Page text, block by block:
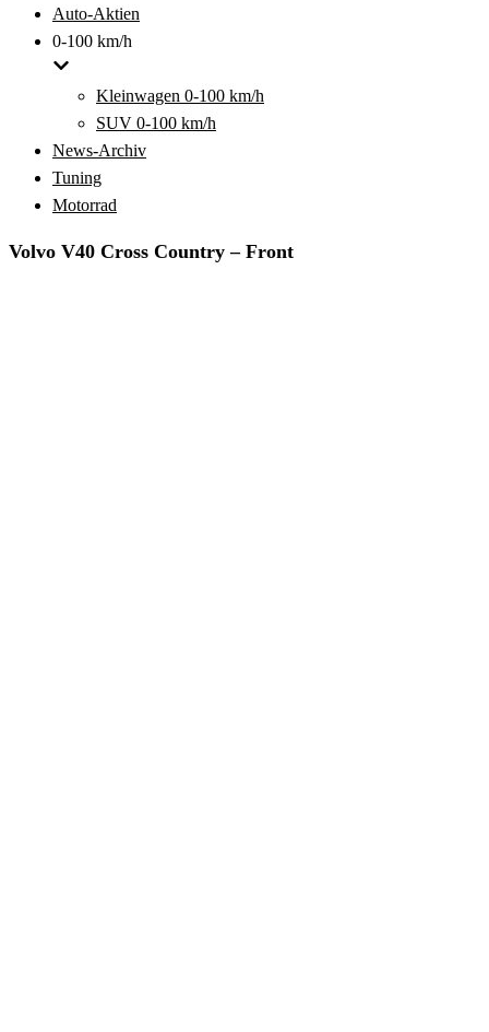
Auto-Aktien
0-100 km/h
Kleinwagen 0-100 km/h
SUV 0-100 km/h
News-Archiv
Tuning
Motorrad
Volvo V40 Cross Country – Front